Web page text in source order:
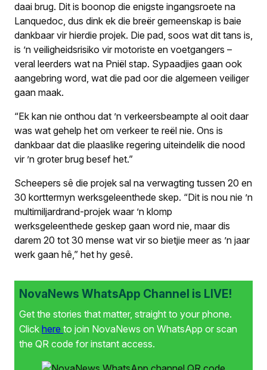
daai brug. Dit is boonop die enigste ingangsroete na
Lanquedoc, dus dink ek die breër gemeenskap is baie
dankbaar vir hierdie projek. Die pad, soos wat dit tans is,
is ’n veiligheidsrisiko vir motoriste en voetgangers –
veral leerders wat na Pniël stap. Sypaadjies gaan ook
aangebring word, wat die pad oor die algemeen veiliger
gaan maak.
“Ek kan nie onthou dat ’n verkeers­beampte al ooit daar
was wat gehelp het om verkeer te reël nie. Ons is
dankbaar dat die plaaslike regering uiteindelik die nood
vir ’n groter brug besef het.”
Scheepers sê die projek sal na verwag­ting tussen 20 en
30 korttermyn werks­geleenthede skep. “Dit is nou nie ’n
multi­miljardrand-projek waar ’n klomp
werksgeleenthede geskep gaan word nie, maar dis
darem 20 tot 30 mense wat vir so bietjie meer as ’n jaar
werk gaan hê,” het hy gesê.
NovaNews WhatsApp Channel is LIVE!
Get the stories that matter, straight to your phone.
Click here to join NovaNews on WhatsApp or scan
the QR code for instant access.